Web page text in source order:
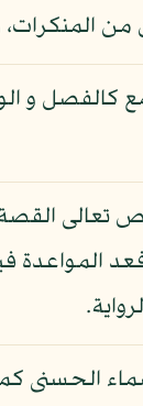
كالفصل و
تعالى
ميقات ربه أربعين
الحسنى